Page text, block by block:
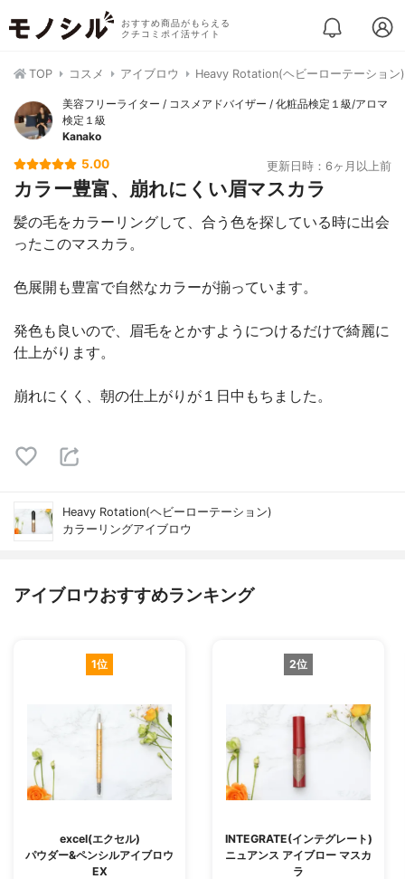
おすすめ商品がもらえる
クチコミポイ活サイト
TOP コスメ アイブロウ Heavy Rotation(ヘビーローテーショ
美容フリーライター / コスメアドバイザー / 化粧品検定１級/アロマ
検定１級
Kanako
5.00 更新日時：6ヶ月以上前
カラー豊富、崩れにくい眉マスカラ
髪の毛をカラーリングして、合う色を探している時に出会
ったこのマスカラ。
色展開も豊富で自然なカラーが揃っています。
発色も良いので、眉毛をとかすようにつけるだけで綺麗に
仕上がります。
崩れにくく、朝の仕上がりが１日中もちました。
Heavy Rotation(ヘビーローテーション)
カラーリングアイブロウ
アイブロウおすすめランキング
1位
excel(エクセル)
パウダー&ペンシルアイブロウ
EX
2位
INTEGRATE(インテグレート)
ニュアンス アイブロー マスカ
ラ